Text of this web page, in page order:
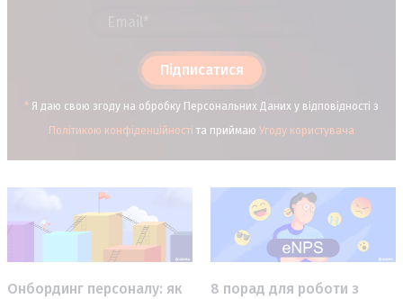
Підписатися
* Я даю свою згоду на обробку Персональних Даних у відповідності з
Політикою конфіденційності та приймаю Угоду користувача
Онбординг персоналу: як
8 порад для роботи з